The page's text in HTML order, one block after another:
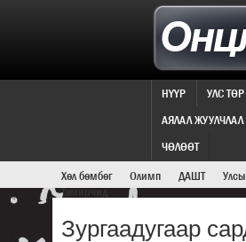
СПОРТЫН
НҮҮР УЛС ТӨР
АЯЛАЛ ЖУУЛЧЛАЛ
ЧӨЛӨӨТ
Хөл бөмбөг
Олимп ДАШТ
Тамирчид
Зургаадугаар